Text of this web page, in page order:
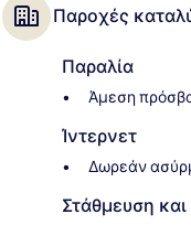
Παροχές
Παραλία
Άμεση
Ίντερνετ
Δωρεάν
Στάθμευση και